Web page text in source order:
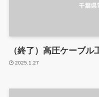
（終了）高圧ケーブ
2025.1.27